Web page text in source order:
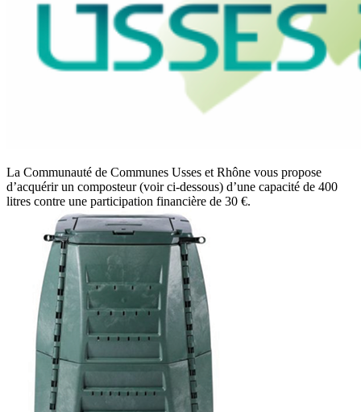
La Communauté de Communes Usses et Rhône vous propose
d’acquérir un composteur (voir ci-dessous) d’une capacité de 400
litres contre une participation financière de 30 €.